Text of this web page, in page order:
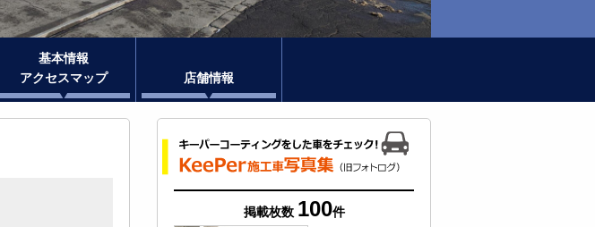
基本情報
アクセスマップ
店舗情報
掲載枚数 100件